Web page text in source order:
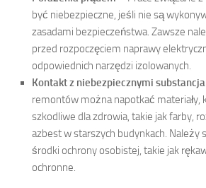
być niebezpieczne, jeśli nie są
zasadami bezpieczeństwa. Zawsze
przed rozpoczęciem naprawy
odpowiednich narzędzi izolowanych.
Kontakt z niebezpiecznymi
remontów można napotkać materiały,
szkodliwe dla zdrowia, takie jak farby,
azbest w starszych budynkach. Należy
środki ochrony osobistej, takie jak
ochronne.